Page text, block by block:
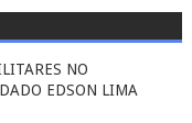
NO
EDSON LIMA